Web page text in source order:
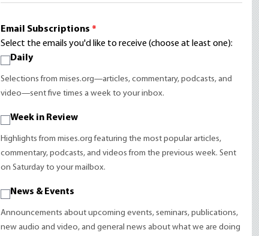
Email Subscriptions *
Select the emails you'd like to receive (choose at least one):
Daily
Selections from mises.org—articles, commentary, podcasts, and
video—sent five times a week to your inbox.
Week in Review
Highlights from mises.org featuring the most popular articles,
commentary, podcasts, and videos from the previous week. Sent
on Saturday to your mailbox.
News & Events
Announcements about upcoming events, seminars, publications,
new audio and video, and general news about what we are doing